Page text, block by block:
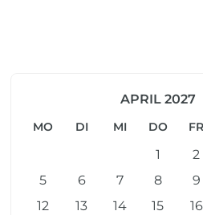
APRIL 2027
MO DI MI DO FR
1 2
5
6 7 8 9
12
13 14 15 16